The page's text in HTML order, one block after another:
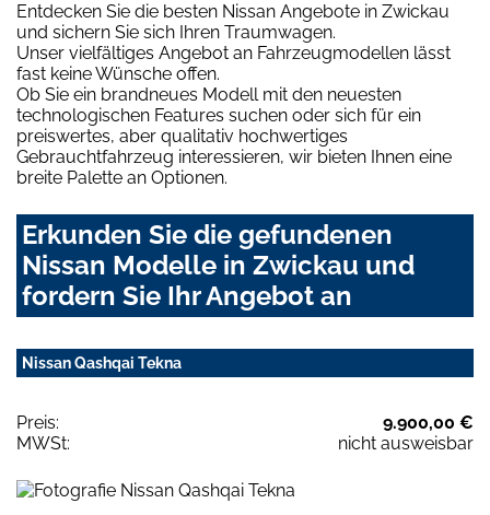
Entdecken Sie die besten Nissan Angebote in Zwickau
und sichern Sie sich Ihren Traumwagen.
Unser vielfältiges Angebot an Fahrzeugmodellen lässt
fast keine Wünsche offen.
Ob Sie ein brandneues Modell mit den neuesten
technologischen Features suchen oder sich für ein
preiswertes, aber qualitativ hochwertiges
Gebrauchtfahrzeug interessieren, wir bieten Ihnen eine
breite Palette an Optionen.
Erkunden Sie die gefundenen
Nissan Modelle in Zwickau und
fordern Sie Ihr Angebot an
Nissan Qashqai Tekna
Preis:
9.900,00 €
MWSt:
nicht ausweisbar